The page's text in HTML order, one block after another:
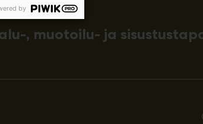
, muotoilu- ja
by